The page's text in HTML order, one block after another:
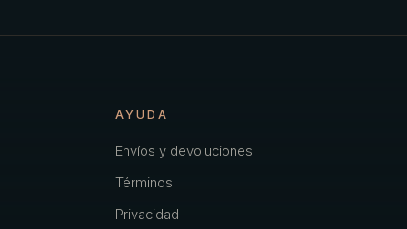
AYUDA
Envíos y devoluciones
Términos
Privacidad